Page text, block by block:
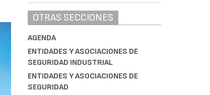
OTRAS SECCIONES
AGENDA
ENTIDADES Y ASOCIACIONES DE
SEGURIDAD INDUSTRIAL
ENTIDADES Y ASOCIACIONES DE
SEGURIDAD